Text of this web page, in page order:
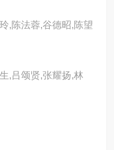
,陈法蓉,谷德昭,陈望
,吕颂贤,张耀扬,林